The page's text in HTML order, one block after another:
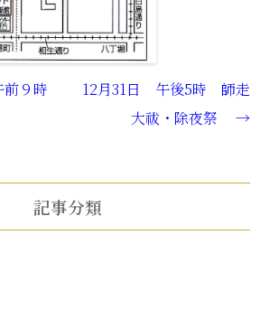
前９時
12月31日 午後5時 師走
大祓・除夜祭 →
記事分類